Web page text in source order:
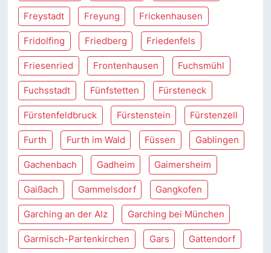
Freystadt Freyung Frickenhausen
Fridolfing Friedberg Friedenfels
Friesenried Frontenhausen Fuchsmühl
Fuchsstadt Fünfstetten Fürsteneck
Fürstenfeldbruck Fürstenstein Fürstenzell
Furth Furth im Wald Füssen Gablingen
Gachenbach Gadheim Gaimersheim
Gaißach Gammelsdorf Gangkofen
Garching an der Alz Garching bei München
Garmisch-Partenkirchen Gars Gattendorf